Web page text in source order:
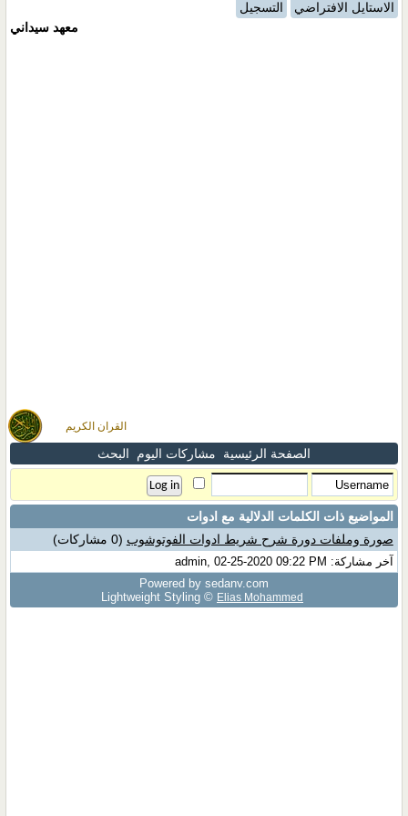
القران الكريم
الاستايل الافتراضي
التسجيل
معهد سيداني
الصفحة الرئيسية مشاركات اليوم البحث
المواضيع ذات الكلمات الدلالية مع ادوات
صورة وملفات دورة شرح شريط ادوات الفوتوشوب (0 مشاركات)
آخر مشاركة: admin, 02-25-2020 09:22 PM
Powered by sedany.com
Lightweight Styling © Elias Mohammed